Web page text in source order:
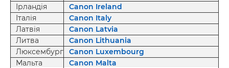
Ірландія
Canon Ireland
Італія
Canon Italy
Латвія
Canon Latvia
Литва
Canon Lithuania
Люксембург
Canon Luxembourg
Мальта
Canon Malta